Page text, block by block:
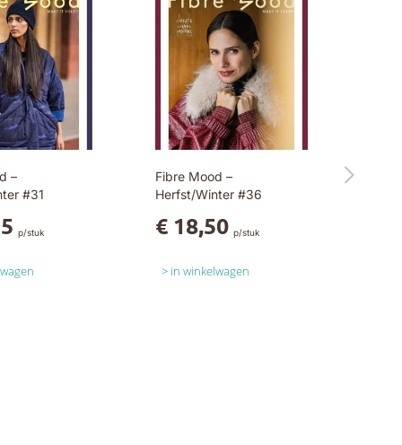
–
#31
p/stuk
Fibre Mood –
Herfst/Winter #36
€ 18,50 p/stuk
in winkelwagen